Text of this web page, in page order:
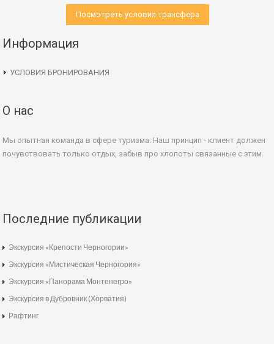
Посмотреть условия трансфера
Информация
УСЛОВИЯ БРОНИРОВАНИЯ
О нас
Мы опытная команда в сфере туризма. Наш принцип - клиент должен
почувствовать только отдых, забыв про хлопоты связанные с этим.
Последние публикации
Экскурсия «Крепости Черногории»
Экскурсия «Мистическая Черногория»
Экскурсия «Панорама Монтенегро»
Экскурсия в Дубровник (Хорватия)
Рафтинг